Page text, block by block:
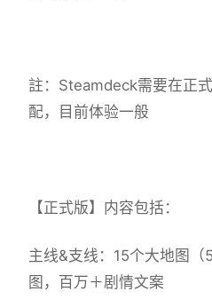
註：Steamdeck需要在正
配，目前体验一般
【正式版】内容包括：
主线&支线：15个大地图
图，百万＋剧情文案